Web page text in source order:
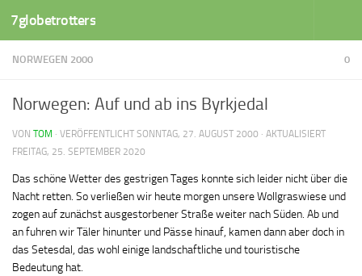
Zum Inhalt springen
7globetrotters
NORWEGEN 2000 0
Norwegen: Auf und ab ins Byrkjedal
VON TOM · VERÖFFENTLICHT SONNTAG, 27. AUGUST 2000 · AKTUALISIERT
FREITAG, 25. SEPTEMBER 2020
Das schöne Wetter des gestrigen Tages konnte sich leider nicht über die
Nacht retten. So verließen wir heute morgen unsere Wollgraswiese und
zogen auf zunächst ausgestorbener Straße weiter nach Süden. Ab und
an fuhren wir Täler hinunter und Pässe hinauf, kamen dann aber doch in
das Setesdal, das wohl einige landschaftliche und touristische
Bedeutung hat.